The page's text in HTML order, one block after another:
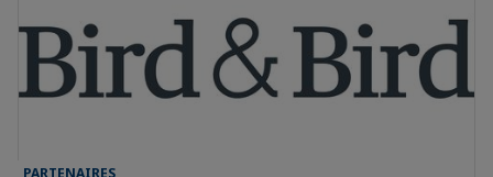
PARTENAIRES